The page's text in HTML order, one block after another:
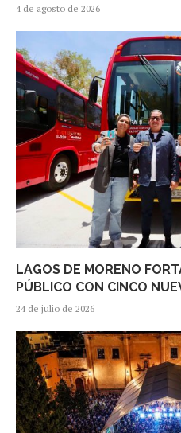
4 de agosto de 2026
LAGOS DE MORENO
PÚBLICO CON CINCO
24 de julio de 2026